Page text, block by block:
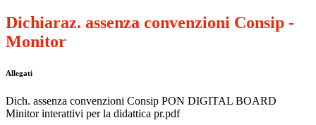
Dichiaraz. assenza convenzioni Consip -
Monitor
Allegati
Dich. assenza convenzioni Consip PON DIGITAL BOARD
Minitor interattivi per la didattica pr.pdf